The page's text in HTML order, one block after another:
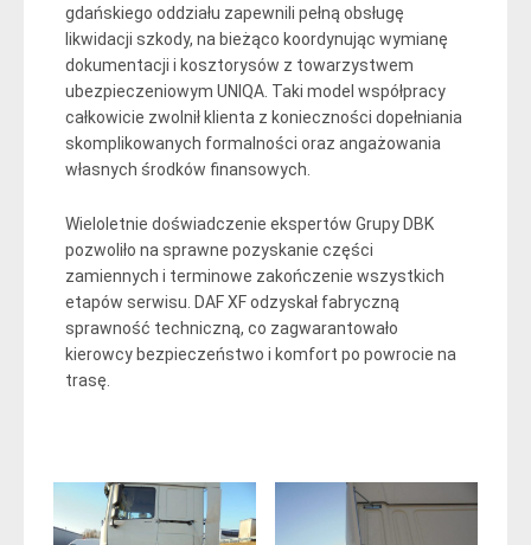
gdańskiego oddziału zapewnili pełną obsługę
likwidacji szkody, na bieżąco koordynując wymianę
dokumentacji i kosztorysów z towarzystwem
ubezpieczeniowym UNIQA. Taki model współpracy
całkowicie zwolnił klienta z konieczności dopełniania
skomplikowanych formalności oraz angażowania
własnych środków finansowych.
Wieloletnie doświadczenie ekspertów Grupy DBK
pozwoliło na sprawne pozyskanie części
zamiennych i terminowe zakończenie wszystkich
etapów serwisu. DAF XF odzyskał fabryczną
sprawność techniczną, co zagwarantowało
kierowcy bezpieczeństwo i komfort po powrocie na
trasę.